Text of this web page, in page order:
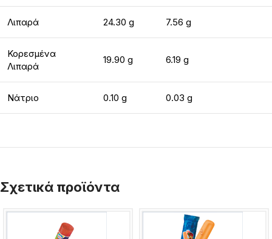
Λιπαρά 24.30 g 7.56 g
Κορεσμένα
Λιπαρά
19.90 g 6.19 g
Νάτριο 0.10 g 0.03 g
Σχετικά προϊόντα